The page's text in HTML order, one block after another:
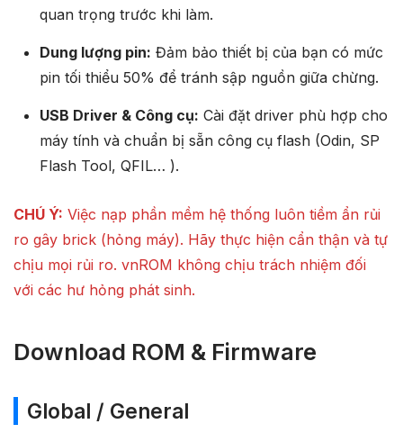
quan trọng trước khi làm.
Dung lượng pin: Đảm bảo thiết bị của bạn có mức
pin tối thiểu 50% để tránh sập nguồn giữa chừng.
USB Driver & Công cụ: Cài đặt driver phù hợp cho
máy tính và chuẩn bị sẵn công cụ flash (Odin, SP
Flash Tool, QFIL… ).
CHÚ Ý: Việc nạp phần mềm hệ thống luôn tiềm ẩn rủi
ro gây brick (hỏng máy). Hãy thực hiện cẩn thận và tự
chịu mọi rủi ro. vnROM không chịu trách nhiệm đối
với các hư hỏng phát sinh.
Download ROM & Firmware
Global / General